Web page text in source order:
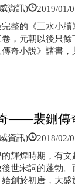
資訊) 2019/01/
整的《三水小
，元朝以後只
奇小說》諸書，
——裴鉶傳
資訊) 2018/02/
輝煌時期，有
世宋詞的蓬勃
始創於初唐，大